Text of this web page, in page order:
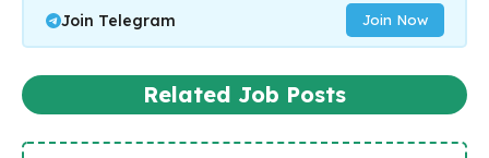
Join Telegram Join Now
Related Job Posts